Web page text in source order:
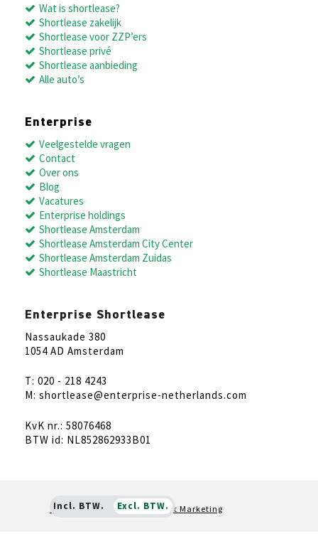
Wat is shortlease?
Shortlease zakelijk
Shortlease voor ZZP’ers
Shortlease privé
Shortlease aanbieding
Alle auto’s
Enterprise
Veelgestelde vragen
Contact
Over ons
Blog
Vacatures
Enterprise holdings
Shortlease Amsterdam
Shortlease Amsterdam City Center
Shortlease Amsterdam Zuidas
Shortlease Maastricht
Enterprise Shortlease
Nassaukade 380
1054 AD Amsterdam
T: 020 - 218 4243
M: shortlease@enterprise-netherlands.com
KvK nr.: 58076468
BTW id: NL852862933B01
Online marketing door Rocket Marketing
Incl. BTW. Excl. BTW.